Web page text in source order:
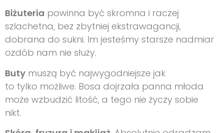
Biżuteria powinna być skromna i raczej
szlachetna, bez zbytniej ekstrawagancji,
dobrana do sukni. Im jesteśmy starsze nadmiar
ozdób nam nie służy.
Buty muszą być najwygodniejsze jak
to tylko możliwe. Bosa dojrzała panna młoda
może wzbudzić litość, a tego nie życzy sobie
nikt.